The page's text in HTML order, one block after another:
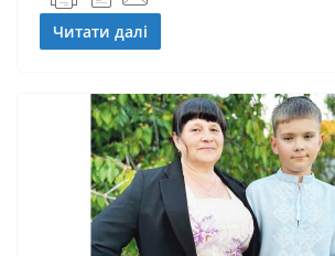
Читати далі